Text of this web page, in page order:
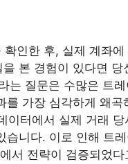
인한 후, 실제 계좌에
본 경험이 있다면 당
는 질문은 수많은 트
가장 심각하게 왜곡
터에서 실제 거래 당
니다. 이로 인해 트
서 전략이 검증되었다